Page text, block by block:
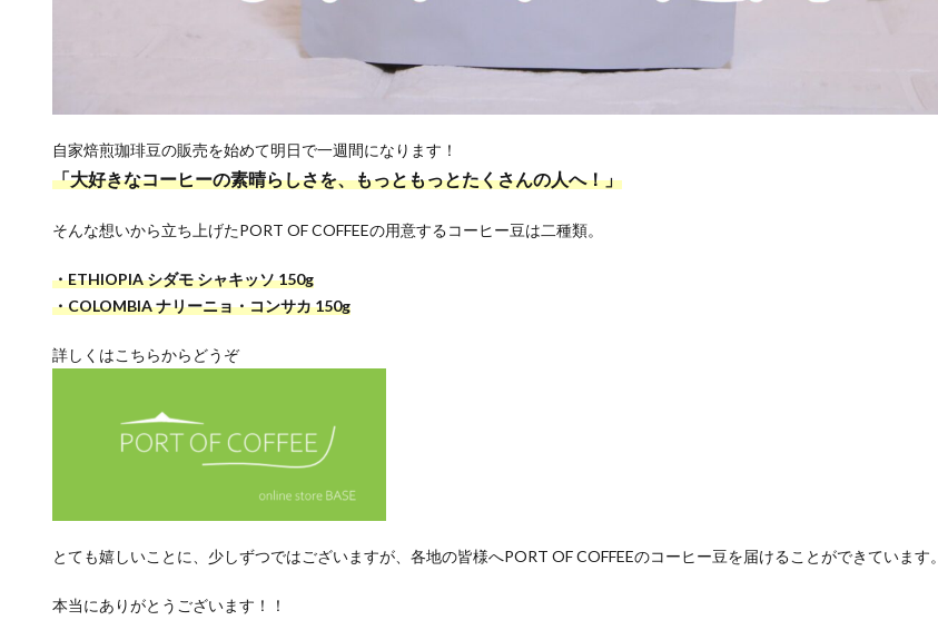
自家焙煎珈琲豆の販売を始めて明日で一週間になります！
「大好きなコーヒーの素晴らしさを、もっともっとたくさんの人へ！」
そんな想いから立ち上げたPORT OF COFFEEの用意するコーヒー豆は二種類。
・ETHIOPIA シダモ シャキッソ 150g
・COLOMBIA ナリーニョ・コンサカ 150g
詳しくはこちらからどうぞ
とても嬉しいことに、少しずつではございますが、各地の皆様へPORT OF COFFEEのコーヒー豆を届けることができています。
本当にありがとうございます！！